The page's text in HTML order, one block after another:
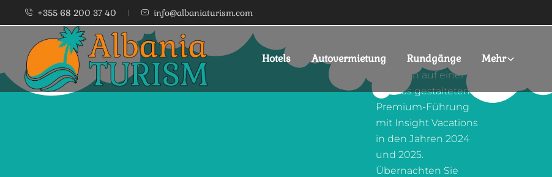
+355 68 200 37 40 info@albaniaturism.com
Hotels Autovermietung Rundgänge Mehr
Entdecken Sie
Albanien auf einer
nahtlos gestalteten
Premium-Führung
mit Insight Vacations
in den Jahren 2024
und 2025.
Übernachten Sie